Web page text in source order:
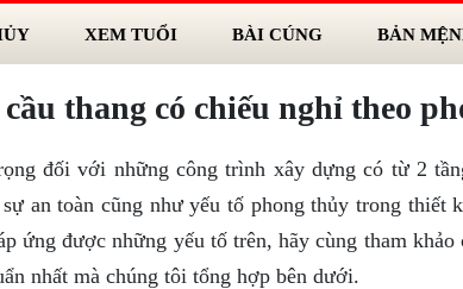
XEM TUỔI BÀI CÚNG BẢN
thang có chiếu nghỉ theo
đối với những công trình xây dựng có từ 2
an toàn cũng như yếu tố phong thủy trong thiết
ứng được những yếu tố trên, hãy cùng tham khảo
nhất mà chúng tôi tổng hợp bên dưới.